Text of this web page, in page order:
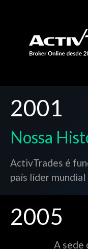
2001
Nossa
ActivTrades é
país líder
2005
A sede